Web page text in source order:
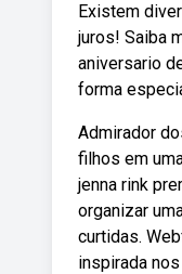
Existem
juros! Saiba
aniversario
forma
Admirador
filhos em
jenna rink
organizar
curtidas.
inspirada